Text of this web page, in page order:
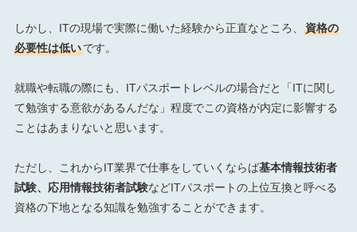
しかし、ITの現場で実際に働いた経験から正直なところ、
資格の
必要性は低いです。
就職や転職の際にも、ITパスポートレベルの場合だと「ITに関し
て勉強する意欲があるんだな」程度でこの資格が内定に影響する
ことはあまりないと思います。
ただし、これからIT業界で仕事をしていくならば基本情報技術者
試験、応用情報技術者試験などITパスポートの上位互換と呼べる
資格の下地となる知識を勉強することができます。